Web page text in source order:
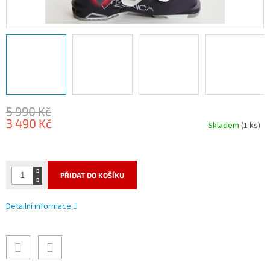
5 990 Kč
3 490 Kč
Skladem(1 ks)
PŘIDAT DO KOŠÍKU
Detailní informace